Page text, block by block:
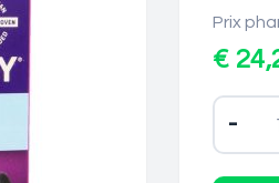
Prix
€
-